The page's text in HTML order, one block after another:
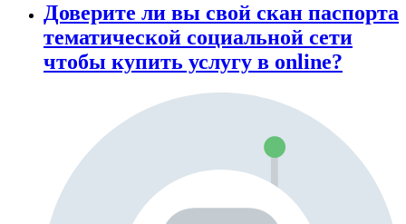
Доверите ли вы свой скан паспорта
тематической социальной сети
чтобы купить услугу в online?